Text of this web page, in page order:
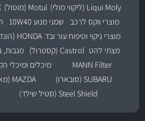
Liqui Moly (ליקווי מולי)
Motul (מוטול)
מוצרי ווקס לרכב
שמני מנוע 10W40
מוצרי ניקוי וטיפוח עור ובד HONDA (הונדה)
מצתי להט Castrol (קסטרול) מגבות,
MANN Filter
מיכלים ומיכלי
SUBARU (סובארו)
MAZDA (מאזדה)
Steel Shield (סטיל שילד)